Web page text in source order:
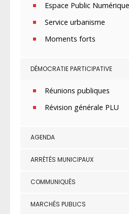
Espace Public Numérique
Service urbanisme
Moments forts
DÉMOCRATIE PARTICIPATIVE
Réunions publiques
Révision générale PLU
AGENDA
ARRÊTÉS MUNICIPAUX
COMMUNIQUÉS
MARCHÉS PUBLICS